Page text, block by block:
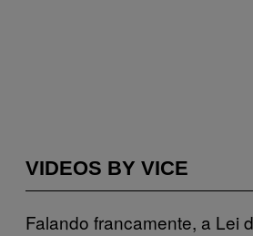
VIDEOS BY VICE
Falando francamente, a Lei